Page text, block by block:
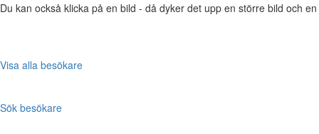
Du kan också klicka på en bild - då dyker det upp en större bild och
Visa alla besökare
Sök besökare